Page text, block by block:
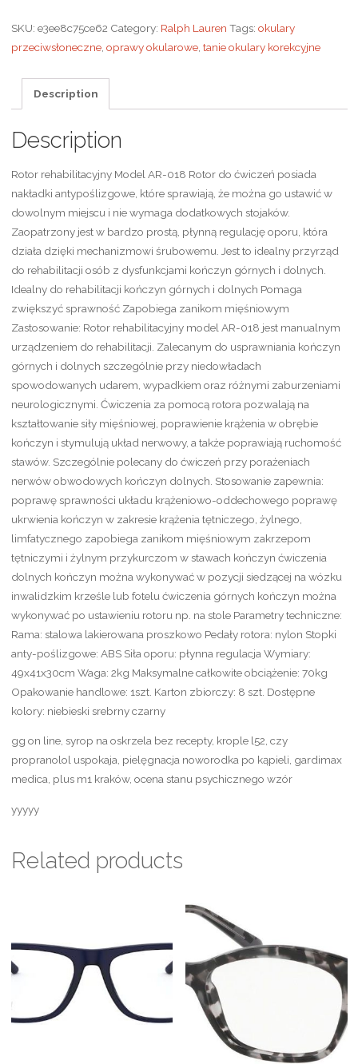
SKU: e3ee8c75ce62 Category: Ralph Lauren Tags: okulary
przeciwsłoneczne, oprawy okularowe, tanie okulary korekcyjne
Description
Description
Rotor rehabilitacyjny Model AR-018 Rotor do ćwiczeń posiada
nakładki antypoślizgowe, które sprawiają, że można go ustawić w
dowolnym miejscu i nie wymaga dodatkowych stojaków.
Zaopatrzony jest w bardzo prostą, płynną regulację oporu, która
działa dzięki mechanizmowi śrubowemu. Jest to idealny przyrząd
do rehabilitacji osób z dysfunkcjami kończyn górnych i dolnych.
Idealny do rehabilitacji kończyn górnych i dolnych Pomaga
zwiększyć sprawność Zapobiega zanikom mięśniowym
Zastosowanie: Rotor rehabilitacyjny model AR-018 jest manualnym
urządzeniem do rehabilitacji. Zalecanym do usprawniania kończyn
górnych i dolnych szczególnie przy niedowładach
spowodowanych udarem, wypadkiem oraz różnymi zaburzeniami
neurologicznymi. Ćwiczenia za pomocą rotora pozwalają na
kształtowanie siły mięśniowej, poprawienie krążenia w obrębie
kończyn i stymulują układ nerwowy, a także poprawiają ruchomość
stawów. Szczególnie polecany do ćwiczeń przy porażeniach
nerwów obwodowych kończyn dolnych. Stosowanie zapewnia:
poprawę sprawności układu krążeniowo-oddechowego poprawę
ukrwienia kończyn w zakresie krążenia tętniczego, żylnego,
limfatycznego zapobiega zanikom mięśniowym zakrzepom
tętniczymi i żylnym przykurczom w stawach kończyn ćwiczenia
dolnych kończyn można wykonywać w pozycji siedzącej na wózku
inwalidzkim krześle lub fotelu ćwiczenia górnych kończyn można
wykonywać po ustawieniu rotoru np. na stole Parametry techniczne:
Rama: stalowa lakierowana proszkowo Pedały rotora: nylon Stopki
anty-poślizgowe: ABS Siła oporu: płynna regulacja Wymiary:
49x41x30cm Waga: 2kg Maksymalne całkowite obciążenie: 70kg
Opakowanie handlowe: 1szt. Karton zbiorczy: 8 szt. Dostępne
kolory: niebieski srebrny czarny
gg on line, syrop na oskrzela bez recepty, krople l52, czy
propranolol uspokaja, pielęgnacja noworodka po kąpieli, gardimax
medica, plus m1 kraków, ocena stanu psychicznego wzór
yyyyy
Related products